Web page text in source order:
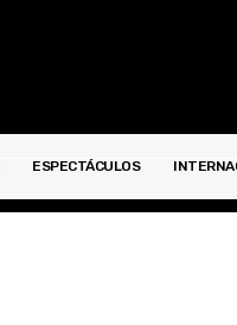
ESPECTÁCULOS